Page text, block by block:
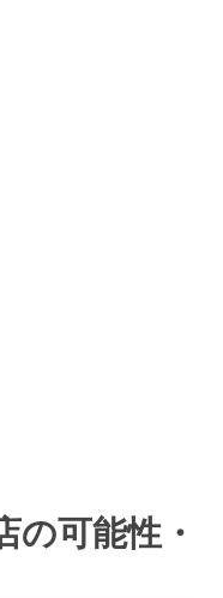
可能性・